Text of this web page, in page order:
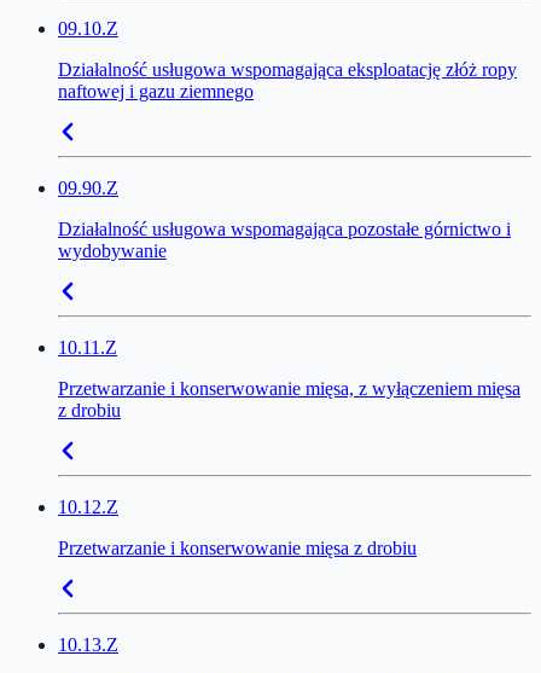
09.10.Z
Działalność usługowa wspomagająca eksploatację złóż ropy
naftowej i gazu ziemnego
09.90.Z
Działalność usługowa wspomagająca pozostałe górnictwo i
wydobywanie
10.11.Z
Przetwarzanie i konserwowanie mięsa, z wyłączeniem mięsa
z drobiu
10.12.Z
Przetwarzanie i konserwowanie mięsa z drobiu
10.13.Z